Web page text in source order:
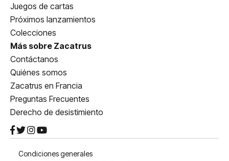
Juegos de cartas
Próximos lanzamientos
Colecciones
Más sobre Zacatrus
Contáctanos
Quiénes somos
Zacatrus en Francia
Preguntas Frecuentes
Derecho de desistimiento
Condiciones generales